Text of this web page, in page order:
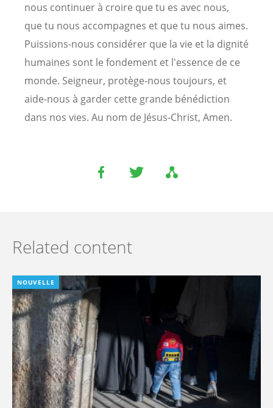
nous continuer à croire que tu es avec nous,
que tu nous accompagnes et que tu nous aimes.
Puissions-nous considérer que la vie et la dignité
humaines sont le fondement et l'essence de ce
monde. Seigneur, protège-nous toujours, et
aide-nous à garder cette grande bénédiction
dans nos vies. Au nom de Jésus-Christ, Amen.
Related content
NOUVELLE